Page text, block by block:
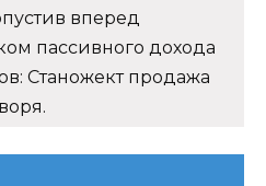
вперед
пассивного дохода
Станожект продажа